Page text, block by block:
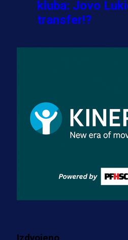
kluba: Jovo
transfer!?
dres BiH!
3 sedmica 3 dan
Premijer liga BiH
za pranje
prostorije FK